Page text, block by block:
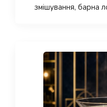
змішування, барна